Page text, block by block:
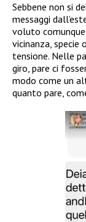
Sebbene non si
messaggi
voluto
vicinanza, specie
tensione. Nelle
giro, pare ci
modo come un
quanto pare,